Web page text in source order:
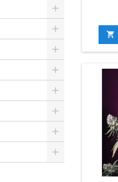
40%
de
en
g/
g/
en
